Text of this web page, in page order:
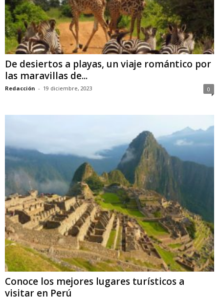
De desiertos a playas, un viaje romántico por
las maravillas de...
Redacción - 19 diciembre, 2023 0
Conoce los mejores lugares turísticos a
visitar en Perú